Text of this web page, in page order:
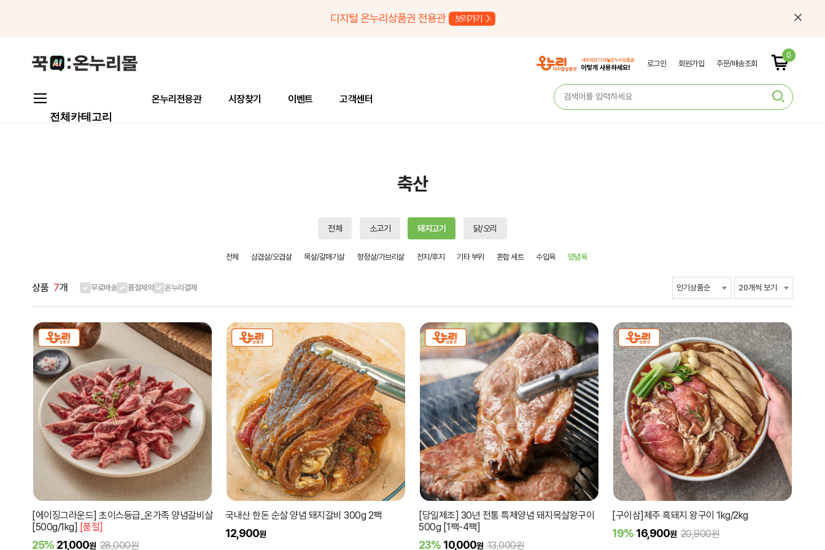
디지털 온누리상품권 전용관 보러가기
온누리전용관 시장찾기 이벤트 고객센터
로그인 회원가입 주문/배송조회
0
전체카테고리
축산
전체 소고기 돼지고기 닭/오리
전체 삼겹살/오겹살 목살/갈매기살 항정살/가브리살 전지/후지 기타 부위 혼합 세트 수입육 양념육
상품 7개 무료배송 품절제외 온누리결제
[에이징그라운드] 초이스등급_온가족 양념갈비살
[500g/1kg] [품절]
25% 21,000원 28,000원
국내산 한돈 순살 양념 돼지갈비 300g 2팩
12,900원
[당일제조] 30년 전통 특제양념 돼지목살왕구이
500g [1팩-4팩]
23% 10,000원 13,000원
[구이삼]제주 흑돼지 왕구이 1kg/2kg
19% 16,900원 20,900원